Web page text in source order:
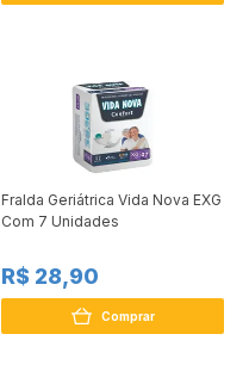
Fralda Geriátrica Vida Nova EXG
Com 7 Unidades
R$ 28,90
Comprar